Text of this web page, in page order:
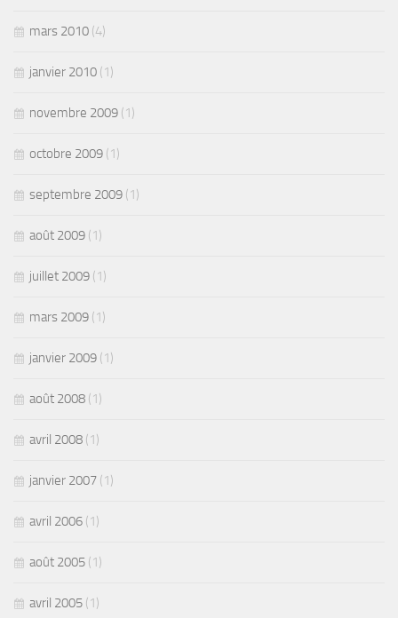
mars 2010 (4)
janvier 2010 (1)
novembre 2009 (1)
octobre 2009 (1)
septembre 2009 (1)
août 2009 (1)
juillet 2009 (1)
mars 2009 (1)
janvier 2009 (1)
août 2008 (1)
avril 2008 (1)
janvier 2007 (1)
avril 2006 (1)
août 2005 (1)
avril 2005 (1)